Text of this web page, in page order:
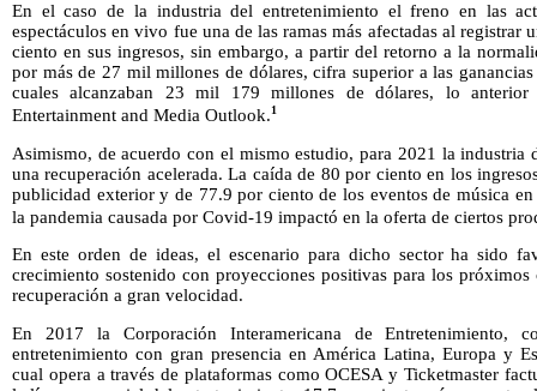
En el caso de la industria del entretenimiento el freno en las
espectáculos en vivo fue una de las ramas más afectadas al registrar
ciento en sus ingresos, sin embargo, a partir del retorno a la
por más de 27 mil millones de dólares, cifra superior a las
cuales alcanzaban 23 mil 179 millones de dólares, lo
Entertainment and Media Outlook.1
Asimismo, de acuerdo con el mismo estudio, para 2021 la industria
una recuperación acelerada. La caída de 80 por ciento en los
publicidad exterior y de 77.9 por ciento de los eventos de música
la pandemia causada por Covid-19 impactó en la oferta de ciertos
En este orden de ideas, el escenario para dicho sector ha sido
crecimiento sostenido con proyecciones positivas para los
recuperación a gran velocidad.
En 2017 la Corporación Interamericana de Entretenimiento,
entretenimiento con gran presencia en América Latina, Europa y
cual opera a través de plataformas como OCESA y Ticketmaster